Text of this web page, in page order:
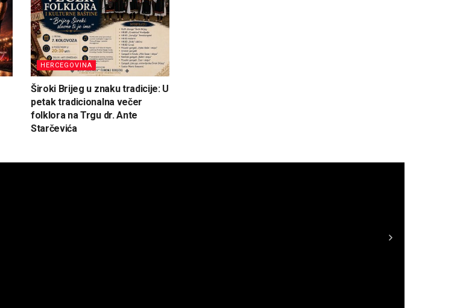
HERCEGOVINA
Široki Brijeg u znaku tradicije: U
petak tradicionalna večer
folklora na Trgu dr. Ante
Starčevića